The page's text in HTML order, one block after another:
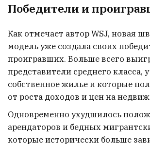
Победители и
Как отмечает автор WSJ, новая
модель уже создала своих
проигравших. Больше всего
представители среднего класса,
собственное жилье и которые
от роста доходов и цен на
Одновременно ухудшилось
арендаторов и бедных
которые исторически больше